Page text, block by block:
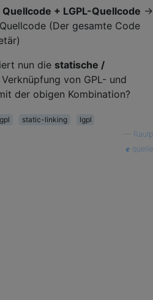
+ LGPL-Quellcode ->
(Der gesamte Code
nun die statische /
Verknüpfung von GPL- und
der obigen Kombination?
gpl static-linking
lgpl
Raulp
quelle